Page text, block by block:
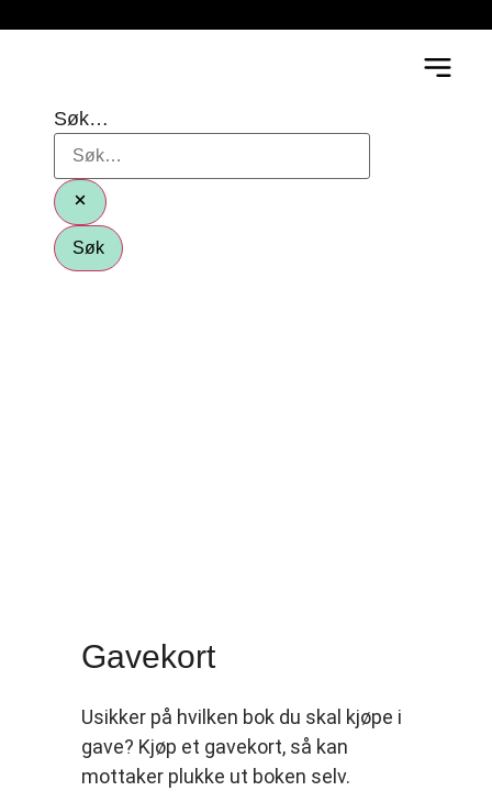
Søk…
Søk
Gavekort
Usikker på hvilken bok du skal kjøpe i
gave? Kjøp et gavekort, så kan
mottaker plukke ut boken selv.